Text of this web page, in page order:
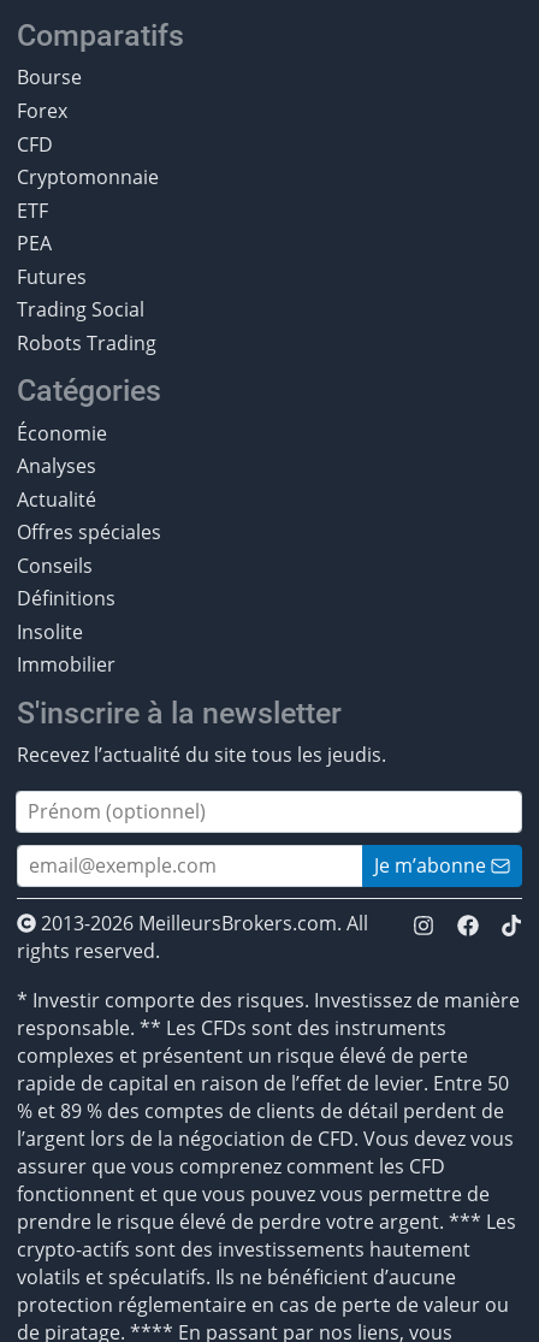
Comparatifs
Bourse
Forex
CFD
Cryptomonnaie
ETF
PEA
Futures
Trading Social
Robots Trading
Catégories
Économie
Analyses
Actualité
Offres spéciales
Conseils
Définitions
Insolite
Immobilier
S'inscrire à la newsletter
Recevez l’actualité du site tous les jeudis.
Je m’abonne
2013-2026 MeilleursBrokers.com. All
rights reserved.
* Investir comporte des risques. Investissez de manière
responsable. ** Les CFDs sont des instruments
complexes et présentent un risque élevé de perte
rapide de capital en raison de l’effet de levier. Entre 50
% et 89 % des comptes de clients de détail perdent de
l’argent lors de la négociation de CFD. Vous devez vous
assurer que vous comprenez comment les CFD
fonctionnent et que vous pouvez vous permettre de
prendre le risque élevé de perdre votre argent. *** Les
crypto-actifs sont des investissements hautement
volatils et spéculatifs. Ils ne bénéficient d’aucune
protection réglementaire en cas de perte de valeur ou
de piratage. **** En passant par nos liens, vous